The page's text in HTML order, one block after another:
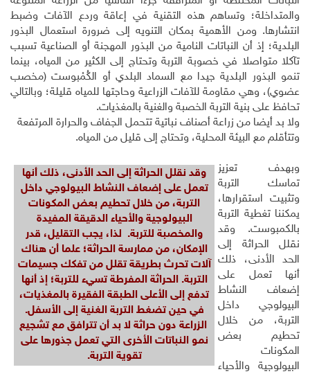
والمتداخلة؛ وتساهم هذه التقنية في إعاقة وردع الآفات وضبط
انتشارها. ومن الأهمية بمكان التنويه إلى ضرورة استعمال البذور
البلدية؛ إذ أن النباتات النامية من البذور المهجنة أو الصناعية تسبب
تآكلا متواصلا في خصوبة التربة وتحتاج إلى الكثير من المياه، بينما
تنمو البذور البلدية جيدا مع السماد البلدي أو الكُمْبوست (مخصب
عضوي)، وهي مقاومة للآفات الزراعية وحاجتها للمياه قليلة؛ وبالتالي
تحافظ على بنية التربة الخصبة والغنية بالمغذيات.
ولا بد أيضا من زراعة أصناف نباتية تتحمل الجفاف والحرارة المرتفعة
وتتأقلم مع البيئة المحلية، وتحتاج إلى قليل من المياه.
وقد نقلل الحراثة إلى الحد الأدنى، ذلك أنها
تعمل على إضعاف النشاط البيولوجي داخل
التربة، من خلال تحطيم بعض المكونات
البيولوجية والأحياء الدقيقة المفيدة
والمخصبة للتربة. لذا، يجب التقليل، قدر
الإمكان، من ممارسة الحراثة؛ علما أن هناك
آلات تحرث بطريقة تقلل من تفكك جسيمات
التربة.الحراثة المفرطة تسيء للتربة؛ إذ أنها
تدفع إلى الأعلى الطبقة الفقيرة بالمغذيات،
في حين تضغط التربة الغنية إلى الأسفل.
الزراعة دون حراثة لا بد أن تترافق مع تشجيع
نمو النباتات الأخرى التي تعمل جذورها على
تقوية التربة.
وبهدف تعزيز
تماسك التربة
وتثبيت استقرارها،
يمكننا تغطية التربة
بالكمبوست. وقد
نقلل الحراثة إلى
الحد الأدنى، ذلك
أنها تعمل على
إضعاف النشاط
البيولوجي داخل
التربة، من خلال
تحطيم بعض
المكونات
البيولوجية والأحياء